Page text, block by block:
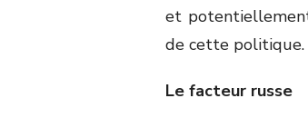
et
de cette politique.
Le facteur russe